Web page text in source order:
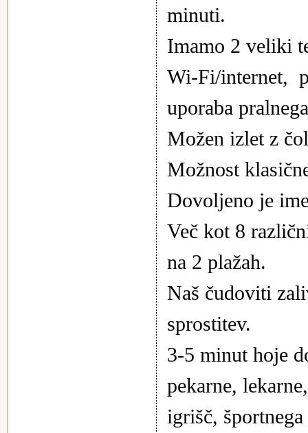
minuti.
Imamo 2 veliki
Wi-Fi/internet,
uporaba
Možen izlet z
Možnost
Dovoljeno je
Več kot 8
na 2 plažah.
Naš čudoviti
sprostitev.
3-5 minut hoje
pekarne,
igrišč,